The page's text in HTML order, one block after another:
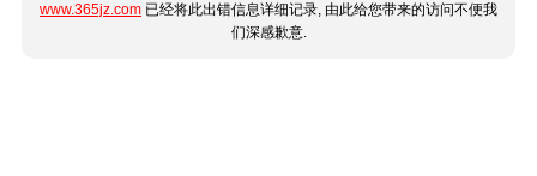
www.365jz.com 已经将此出错信息详细记录, 由此给您带来的访问不便我
们深感歉意.